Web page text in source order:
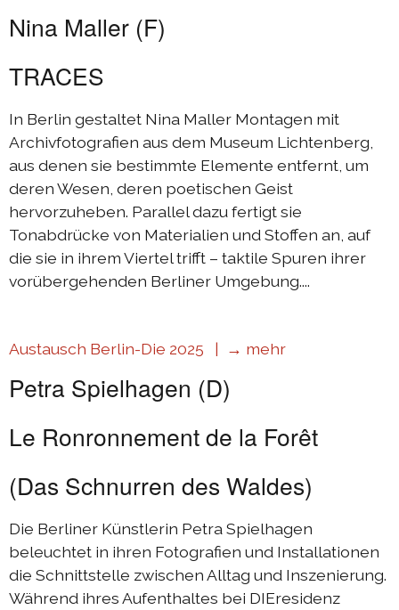
Austausch Berlin-Die 2019
Sommerprogramm 2019
Austausch Die-Berlin 2018
Sommerprogramm 2018
komplizen & links
kontakt
Nina Maller (F)
TRACES
In Berlin gestaltet Nina Maller Montagen mit
Archivfotografien aus dem Museum Lichtenberg,
aus denen sie bestimmte Elemente entfernt, um
deren Wesen, deren poetischen Geist
hervorzuheben. Parallel dazu fertigt sie
Tonabdrücke von Materialien und Stoffen an, auf
die sie in ihrem Viertel trifft – taktile Spuren ihrer
vorübergehenden Berliner Umgebung....
Austausch Berlin-Die 2025 | → mehr
Petra Spielhagen (D)
Le Ronronnement de la Forêt
(Das Schnurren des Waldes)
Die Berliner Künstlerin Petra Spielhagen
beleuchtet in ihren Fotografien und Installationen
die Schnittstelle zwischen Alltag und Inszenierung.
Während ihres Aufenthaltes bei DIEresidenz